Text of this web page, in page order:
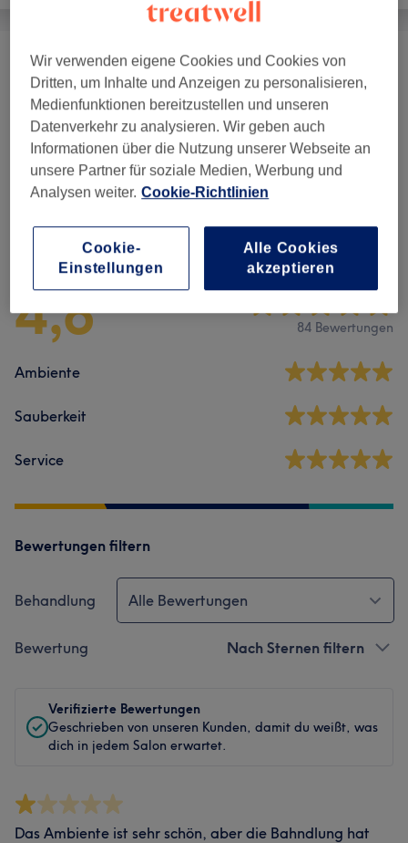
Gesichtsbehandlungen (22) ab 60 €
Augenbrauen & Wimpernbehandlungen (6) ab 15 €
Make-Up (7) ab 60 €
Salonbewertungen
4,8 84 Bewertungen
Ambiente
Sauberkeit
Service
Bewertungen filtern
Behandlung Alle Bewertungen
Bewertung Nach Sternen filtern
Verifizierte Bewertungen
Geschrieben von unseren Kunden, damit du weißt, was
dich in jedem Salon erwartet.
Das Ambiente ist sehr schön, aber die Bahndlung hat
Wir verwenden eigene Cookies und Cookies von
Dritten, um Inhalte und Anzeigen zu personalisieren,
Medienfunktionen bereitzustellen und unseren
Datenverkehr zu analysieren. Wir geben auch
Informationen über die Nutzung unserer Webseite an
unsere Partner für soziale Medien, Werbung und
Analysen weiter. Cookie-Richtlinien
Cookie-
Einstellungen
Alle Cookies
akzeptieren